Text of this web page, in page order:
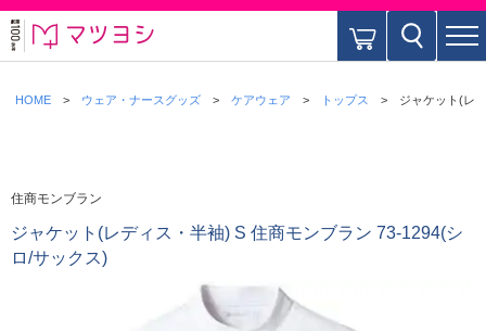
HOME ウェア・ナースグッズ ケアウェア トップス ジャケット(レ
住商モンブラン
ジャケット(レディス・半袖) S 住商モンブラン 73-1294(シ
ロ/サックス)